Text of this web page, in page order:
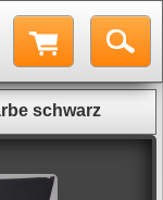
schwarz